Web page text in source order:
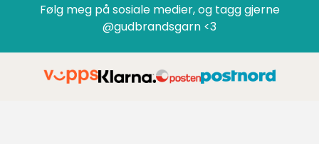
Følg meg på sosiale medier, og tagg gjerne
@gudbrandsgarn <3